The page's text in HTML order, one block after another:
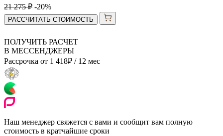
21 275₽ -20%
РАССЧИТАТЬ СТОИМОСТЬ
ПОЛУЧИТЬ РАСЧЕТ
В МЕССЕНДЖЕРЫ
Рассрочка от 1 418₽ / 12 мес
Наш менеджер свяжется с вами и сообщит вам полную
стоимость в кратчайшие сроки